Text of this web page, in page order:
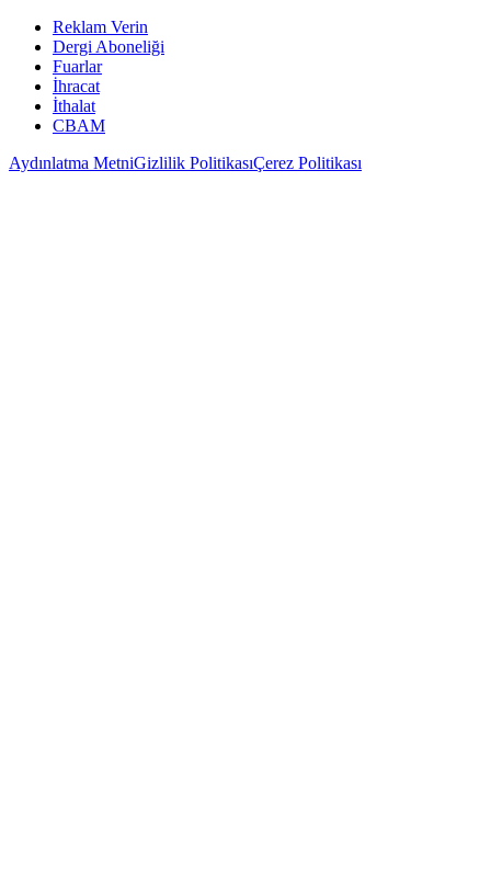
Reklam Verin
Dergi Aboneliği
Fuarlar
İhracat
İthalat
CBAM
Aydınlatma MetniGizlilik PolitikasıÇerez Politikası